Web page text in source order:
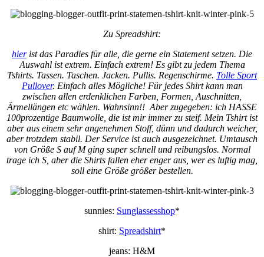
Zu Spreadshirt:
hierist das Paradies für alle, die gerne ein Statement setzen. Die
Auswahl ist extrem. Einfach extrem! Es gibt zu jedem Thema
Tshirts. Tassen. Taschen. Jacken. Pullis. Regenschirme. Tolle Sport
Pullover. Einfach alles Mögliche! Für jedes Shirt kann man
zwischen allen erdenklichen Farben, Formen, Auschnitten,
Ärmellängen etc wählen. Wahnsinn!! Aber zugegeben: ich HASSE
100prozentige Baumwolle, die ist mir immer zu steif. Mein Tshirt ist
aber aus einem sehr angenehmen Stoff, dünn und dadurch weicher,
aber trotzdem stabil. Der Service ist auch ausgezeichnet. Umtausch
von Größe S auf M ging super schnell und reibungslos. Normal
trage ich S, aber die Shirts fallen eher enger aus, wer es luftig mag,
soll eine Größe größer bestellen.
sunnies: Sunglassesshop*
shirt: Spreadshirt*
jeans: H&M